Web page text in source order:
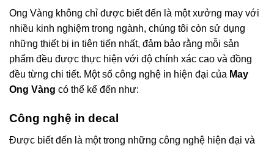
Ong Vàng không chỉ được biết đến là một xưởng may với
nhiều kinh nghiệm trong ngành, chúng tôi còn sử dụng
những thiết bị in tiên tiến nhất, đảm bảo rằng mỗi sản
phẩm đều được thực hiện với độ chính xác cao và đồng
đều từng chi tiết. Một số công nghệ in hiện đại của May
Ong Vàng có thể kể đến như:
Công nghệ in decal
Được biết đến là một trong những công nghệ hiện đại và